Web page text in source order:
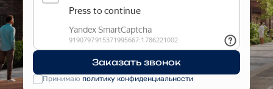
Заказать звонок
Принимаю политику конфиденциальности